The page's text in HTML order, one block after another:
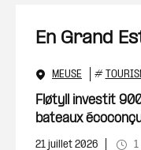
En Grand
MEUSE #
Fløtyll investit
bateaux
21 juillet 2026